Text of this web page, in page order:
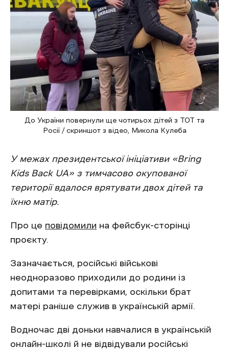
До України повернули ще чотирьох дітей з ТОТ та
Росії / скриншот з відео, Микола Кулеба
У межах президентської ініціативи «Bring
Kids Back UA» з тимчасово окупованої
території вдалося врятувати двох дітей та
їхню матір.
Про це повідомили на фейсбук-сторінці
проєкту.
Зазначається, російські військові
неодноразово приходили до родини із
допитами та перевірками, оскільки брат
матері раніше служив в українській армії.
Водночас дві доньки навчалися в українській
онлайн-школі й не відвідували російські